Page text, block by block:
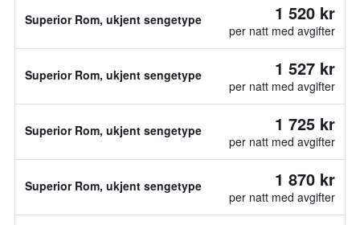
Superior Rom, ukjent sengetype 1 520 kr
per natt med avgifter
Superior Rom, ukjent sengetype 1 527 kr
per natt med avgifter
Superior Rom, ukjent sengetype 1 725 kr
per natt med avgifter
Superior Rom, ukjent sengetype 1 870 kr
per natt med avgifter